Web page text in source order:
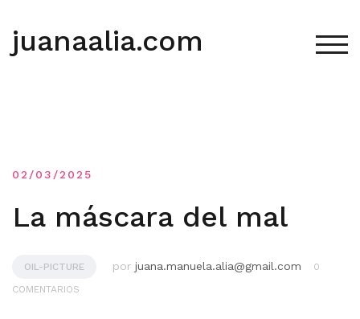
contenido
juanaalia.com
02/03/2025
La máscara del mal
OIL-PICTURE por juana.manuela.alia@gmail.com
0
COMENTARIOS